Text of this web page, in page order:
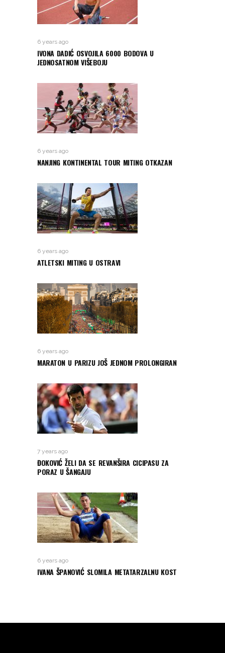
6 years ago
IVONA DADIĆ OSVOJILA 6000 BODOVA U
JEDNOSATNOM VIŠEBOJU
6 years ago
NANJING KONTINENTAL TOUR MITING OTKAZAN
6 years ago
ATLETSKI MITING U OSTRAVI
6 years ago
MARATON U PARIZU JOŠ JEDNOM PROLONGIRAN
7 years ago
ĐOKOVIĆ ŽELI DA SE REVANŠIRA CICIPASU ZA
PORAZ U ŠANGAJU
6 years ago
IVANA ŠPANOVIĆ SLOMILA METATARZALNU KOST